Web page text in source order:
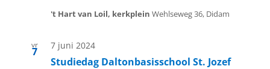
't Hart van Loil, kerkplein Wehlseweg 36, Didam
vr
7 7 juni 2024
Studiedag Daltonbasisschool St. Jozef